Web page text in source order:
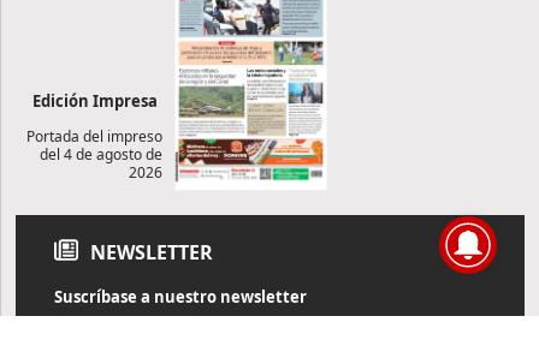
Edición Impresa
Portada del impreso
del 4 de agosto de
2026
NEWSLETTER
Suscríbase a nuestro newsletter
Reciba diariamente información de actualidad directamente en